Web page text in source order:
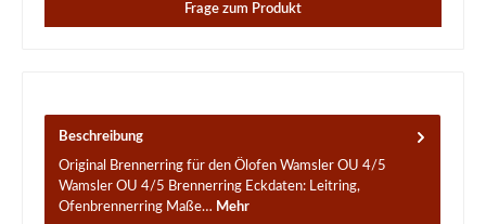
Frage zum Produkt
Beschreibung
Original Brennerring für den Ölofen Wamsler OU 4/5
Wamsler OU 4/5 Brennerring Eckdaten: Leitring,
Ofenbrennerring Maße… Mehr